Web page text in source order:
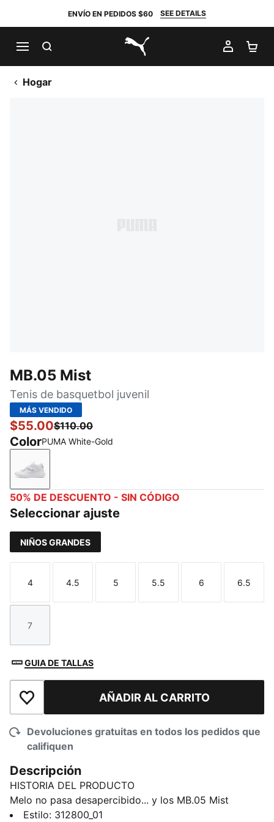
ENVÍO EN PEDIDOS $60 SEE DETAILS
PUMA.com
MI
Hogar
MB.05 Mist
Tenis de basquetbol juvenil
MÁS VENDIDO
$55.00$110.00
ColorPUMA White-Gold
PUMA White-Gold
50% DE DESCUENTO - SIN CÓDIGO
Seleccionar ajuste
NIÑOS GRANDES
Talla
4
Talla
4.5
Talla
5
Talla
5.5
Talla
6
Talla
6.5
Talla
7
GUIA DE TALLAS
Añadir a la lista de deseosAÑADIR AL CARRITO
Devoluciones gratuitas en todos los pedidos que
califiquen
Descripción
HISTORIA DEL PRODUCTO
Melo no pasa desapercibido... y los MB.05 Mist
tampoco. Estos tenis en blanco total capturan la
Estilo: 312800_01